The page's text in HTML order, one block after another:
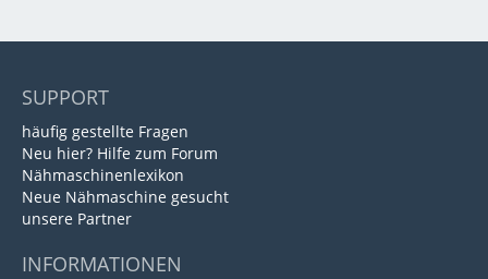
SUPPORT
häufig gestellte Fragen
Neu hier? Hilfe zum Forum
Nähmaschinenlexikon
Neue Nähmaschine gesucht
unsere Partner
INFORMATIONEN